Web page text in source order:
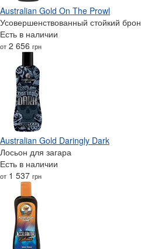
Australian Gold On The Prowl
Усовершенствованный стойкий
Есть в наличии
от 2 656 грн
Australian Gold Daringly Dark
Лосьон для загара
Есть в наличии
от 1 537 грн